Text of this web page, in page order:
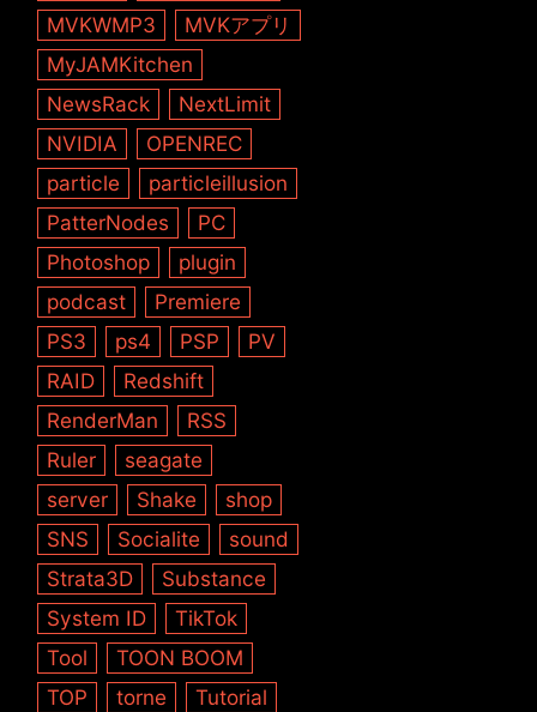
MVKWMP3
MVKアプリ
MyJAMKitchen
NewsRack
NextLimit
NVIDIA
OPENREC
particle
particleillusion
PatterNodes
PC
Photoshop
plugin
podcast
Premiere
PS3
ps4 PSP
PV
RAID
Redshift
RenderMan
RSS
Ruler
seagate
server
Shake
shop
SNS
Socialite
sound
Strata3D
Substance
System ID
TikTok
Tool
TOON BOOM
TOP
torne
Tutorial